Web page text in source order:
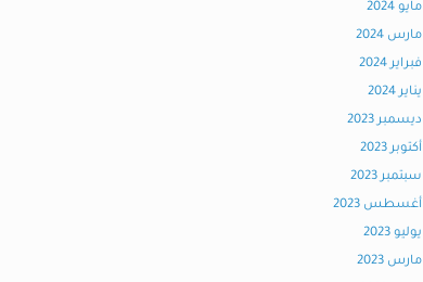
مايو 2024
مارس 2024
فبراير 2024
يناير 2024
ديسمبر 2023
أكتوبر 2023
سبتمبر 2023
أغسطس 2023
يوليو 2023
مارس 2023